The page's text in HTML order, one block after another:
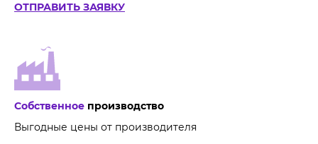
ОТПРАВИТЬ ЗАЯВКУ
Собственное производство
Выгодные цены от производителя